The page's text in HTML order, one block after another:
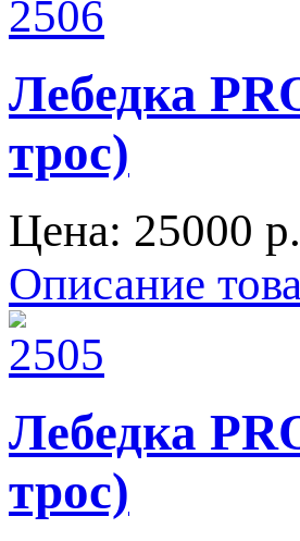
Лебедка
трос)
Цена: 25000 p.
Описание
Лебедка
трос)